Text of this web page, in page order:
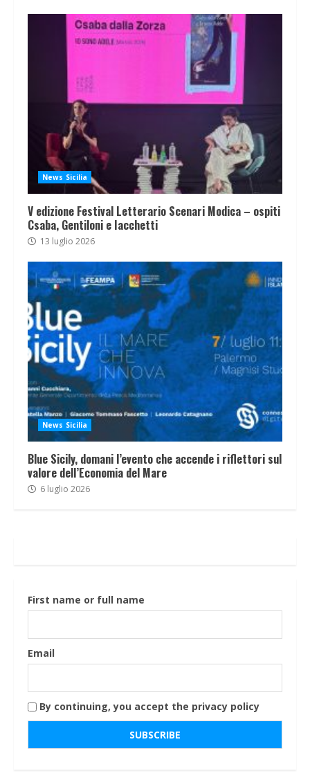
News Sicilia
V edizione Festival Letterario Scenari Modica – ospiti
Csaba, Gentiloni e Iacchetti
13 luglio 2026
News Sicilia
Blue Sicily, domani l’evento che accende i riflettori sul
valore dell’Economia del Mare
6 luglio 2026
First name or full name
Email
By continuing, you accept the privacy policy